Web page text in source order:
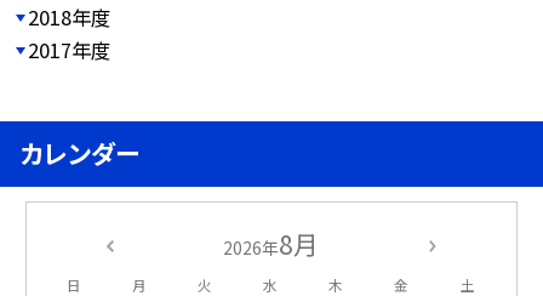
2018年度
2017年度
カレンダー
2026年8月
日 月 火 水 木 金 土